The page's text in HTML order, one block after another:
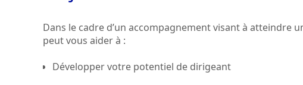
Dans le cadre d’un accompagnement visant à atteindre
peut vous aider à :
Développer votre potentiel de dirigeant